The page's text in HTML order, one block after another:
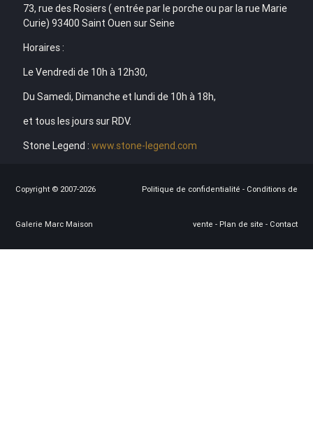
73, rue des Rosiers ( entrée par le porche ou par la rue Marie
Curie) 93400 Saint Ouen sur Seine
Horaires :
Le Vendredi de 10h à 12h30,
Du Samedi, Dimanche et lundi de 10h à 18h,
et tous les jours sur RDV.
Stone Legend : www.stone-legend.com
Copyright © 2007-2026
Galerie Marc Maison
Politique de confidentialité - Conditions de
vente - Plan de site - Contact